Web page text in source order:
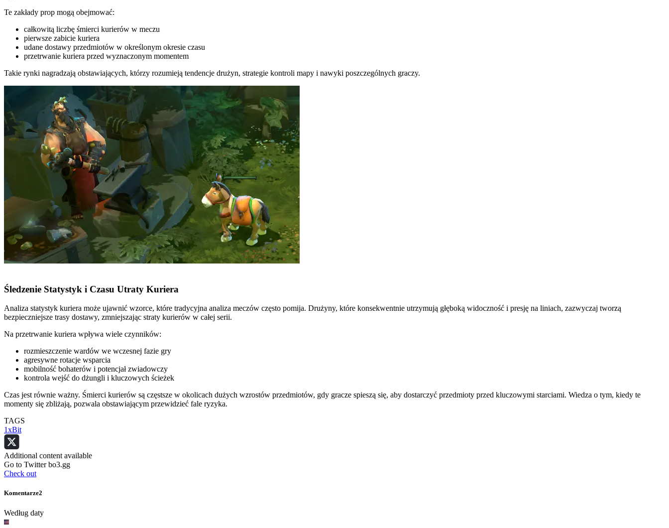
Te zakłady prop mogą obejmować:
całkowitą liczbę śmierci kurierów w meczu
pierwsze zabicie kuriera
udane dostawy przedmiotów w określonym okresie czasu
przetrwanie kuriera przed wyznaczonym momentem
Takie rynki nagradzają obstawiających, którzy rozumieją tendencje drużyn, strategie kontroli mapy i nawyki poszczególnych graczy.
Śledzenie Statystyk i Czasu Utraty Kuriera
Analiza statystyk kuriera może ujawnić wzorce, które tradycyjna analiza meczów często pomija. Drużyny, które konsekwentnie utrzymują głęboką widoczność i presję na liniach, zazwyczaj tworzą
bezpieczniejsze trasy dostawy, zmniejszając straty kurierów w całej serii.
Na przetrwanie kuriera wpływa wiele czynników:
rozmieszczenie wardów we wczesnej fazie gry
agresywne rotacje wsparcia
mobilność bohaterów i potencjał zwiadowczy
kontrola wejść do dżungli i kluczowych ścieżek
Czas jest równie ważny. Śmierci kurierów są częstsze w okolicach dużych wzrostów przedmiotów, gdy gracze spieszą się, aby dostarczyć przedmioty przed kluczowymi starciami. Wiedza o tym, kiedy te
momenty się zbliżają, pozwala obstawiającym przewidzieć fale ryzyka.
TAGS
1xBit
Additional content available
Go to Twitter bo3.gg
Check out
Komentarze2
Według daty